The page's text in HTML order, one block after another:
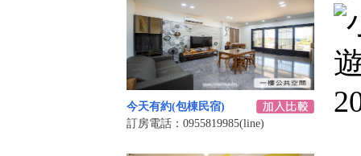
今天有約(包棟民宿)
訂房電話：0955819985(line)